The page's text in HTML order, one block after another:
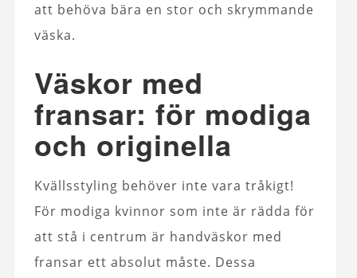
att behöva bära en stor och skrymmande
väska.
Väskor med
fransar: för modiga
och originella
Kvällsstyling behöver inte vara tråkigt!
För modiga kvinnor som inte är rädda för
att stå i centrum är handväskor med
fransar ett absolut måste. Dessa